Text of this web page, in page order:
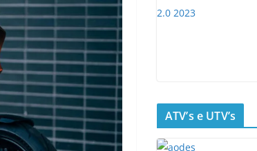
ATV’s e UTV’s